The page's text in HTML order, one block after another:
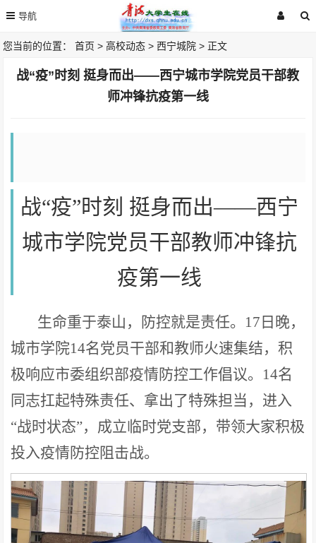
您当前的位置：首页 >高校动态 >西宁城院 > 正文
战“疫”时刻 挺身而出——西宁城市学院党员干部教
师冲锋抗疫第一线
战“疫”时刻 挺身而出——西宁
城市学院党员干部教师冲锋抗
疫第一线
生命重于泰山，防控就是责任。17日晚，
城市学院14名党员干部和教师火速集结，积
极响应市委组织部疫情防控工作倡议。14名
同志扛起特殊责任、拿出了特殊担当，进入
“战时状态”，成立临时党支部，带领大家积极
投入疫情防控阻击战。